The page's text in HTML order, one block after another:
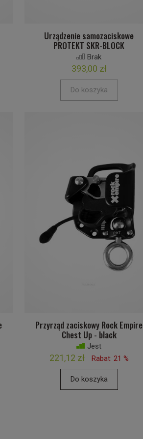
Urządzenie samozaciskowe
PROTEKT SKR-BLOCK
Brak
393,00 zł
Do koszyka
Przyrząd zaciskowy Rock Empire
Chest Up - black
Jest
221,12 zł Rabat: 21 %
Do koszyka